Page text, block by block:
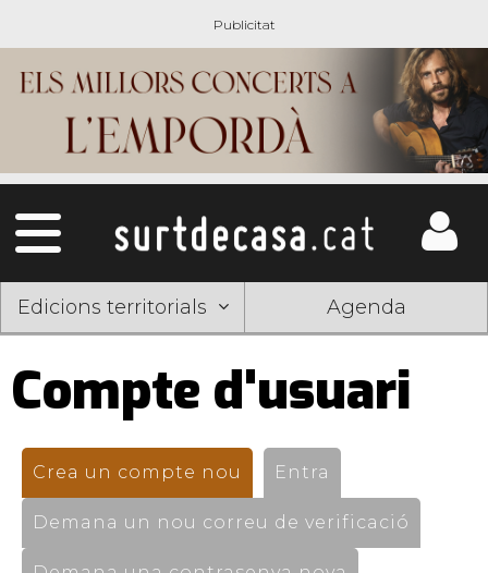
Edicions territorials Agenda
Compte d'usuari
Pestanyes
primàries
Crea un compte nou (pestanya activa)
Entra
Demana un nou correu de verificació